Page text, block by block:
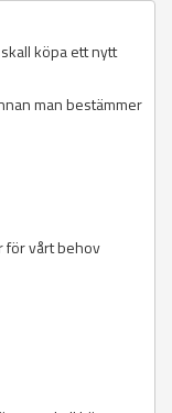
köpa ett nytt
man bestämmer
för vårt behov